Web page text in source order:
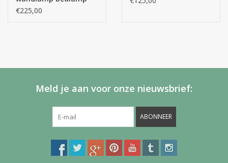
€225,00
Meld je aan voor onze nieuwsbrief:
ABONNEER